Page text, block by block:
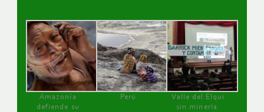
Amazonía
defiende su
Perú
Valle del Elqui
sin minería.